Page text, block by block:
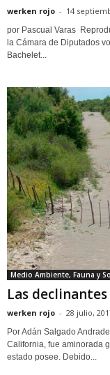
werken rojo - 14
por Pascual Varas
la Cámara de Diputados
Bachelet...
Medio Ambiente, Fauna y
Las
werken rojo - 28 julio,
Por Adán Salgado
California, fue aminorada
estado posee. Debido...